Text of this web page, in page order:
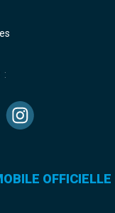
:
OFFICIELLE